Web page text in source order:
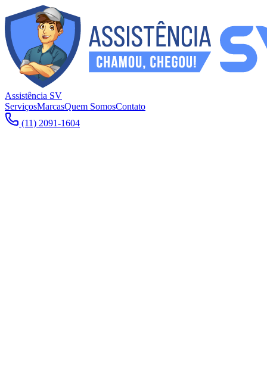
Assistência SV
ServiçosMarcasQuem SomosContato
(11) 2091-1604